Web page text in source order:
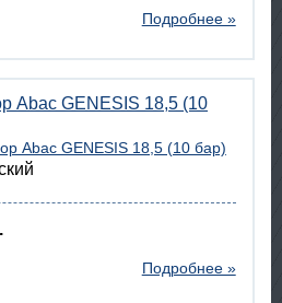
Подробнее »
Abac GENESIS 18,5 (10
Подробнее »